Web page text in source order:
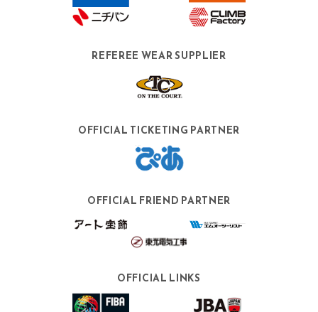
REFEREE WEAR SUPPLIER
OFFICIAL TICKETING PARTNER
OFFICIAL FRIEND PARTNER
OFFICIAL LINKS